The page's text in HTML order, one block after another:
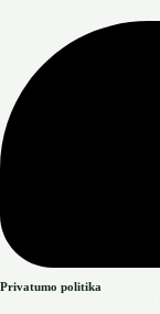
Privatumo politika